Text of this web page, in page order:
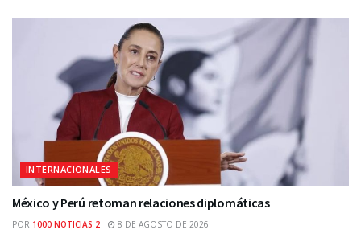
INTERNACIONALES
México y Perú retoman relaciones diplomáticas
POR 1000 NOTICIAS 2 8 DE AGOSTO DE 2026